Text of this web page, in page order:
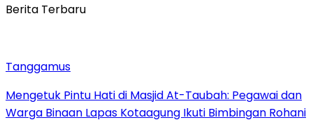
Berita Terbaru
Tanggamus
Mengetuk Pintu Hati di Masjid At-Taubah: Pegawai dan
Warga Binaan Lapas Kotaagung Ikuti Bimbingan Rohani